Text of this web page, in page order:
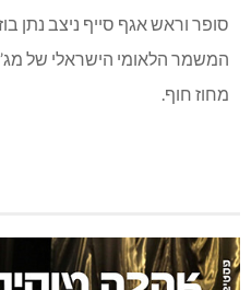
סופר וראש אגף סייף ניצב נתן
המשמר הלאומי הישראלי של
מחוז חוף.